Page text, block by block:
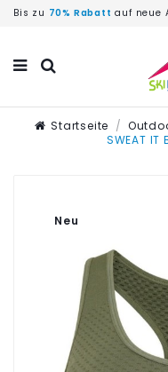
Bis zu 70% Rabatt auf neue
Startseite
SWEAT IT
Neu